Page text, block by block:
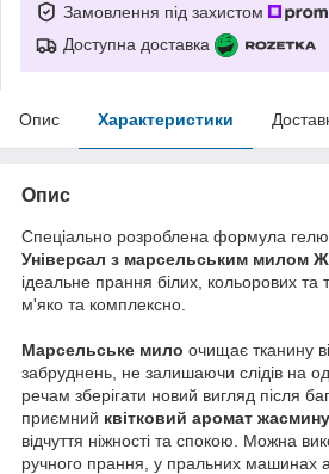
Замовлення під захистом
Доступна доставка
Опис Характеристики
Опис
Спеціально розроблена формула гелю
Універсал з марсельським милом
ідеальне прання білих, кольорових та
м'яко та комплексно.
Марсельське мило очищає тканину
забруднень, не залишаючи слідів на
речам зберігати новий вигляд після
приємний квітковий аромат
відчуття ніжності та спокою. Можна
ручного прання, у пральних машинах